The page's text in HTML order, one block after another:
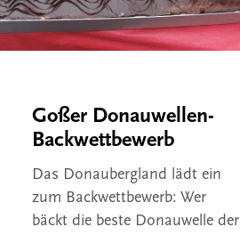
Goßer Donauwellen-
Backwettbewerb
Das Donaubergland lädt ein
zum Backwettbewerb: Wer
bäckt die beste Donauwelle der